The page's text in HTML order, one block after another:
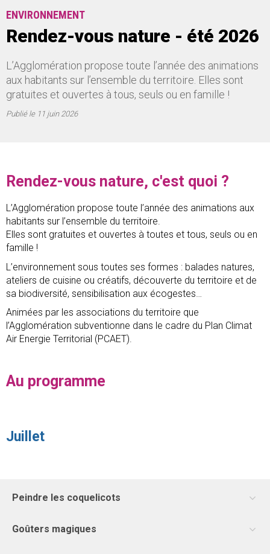
ENVIRONNEMENT
Rendez-vous nature - été 2026
L’Agglomération propose toute l’année des animations
aux habitants sur l’ensemble du territoire. Elles sont
gratuites et ouvertes à tous, seuls ou en famille !
Publié le11 juin 2026
Rendez-vous nature, c'est quoi ?
L’Agglomération propose toute l’année des animations aux
habitants sur l’ensemble du territoire.
Elles sont gratuites et ouvertes à toutes et tous, seuls ou en
famille !
L’environnement sous toutes ses formes : balades natures,
ateliers de cuisine ou créatifs, découverte du territoire et de
sa biodiversité, sensibilisation aux écogestes…
Animées par les associations du territoire que
l’Agglomération subventionne dans le cadre du Plan Climat
Air Energie Territorial (PCAET).
Au programme
Juillet
Peindre les coquelicots
Goûters magiques